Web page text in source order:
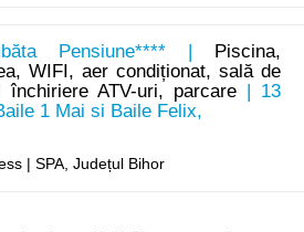
Pensiune**** |
Piscina,
WIFI, aer condiționat, sală de
închiriere ATV-uri, parcare | 13
1 Mai si Baile Felix,
| SPA, Județul Bihor